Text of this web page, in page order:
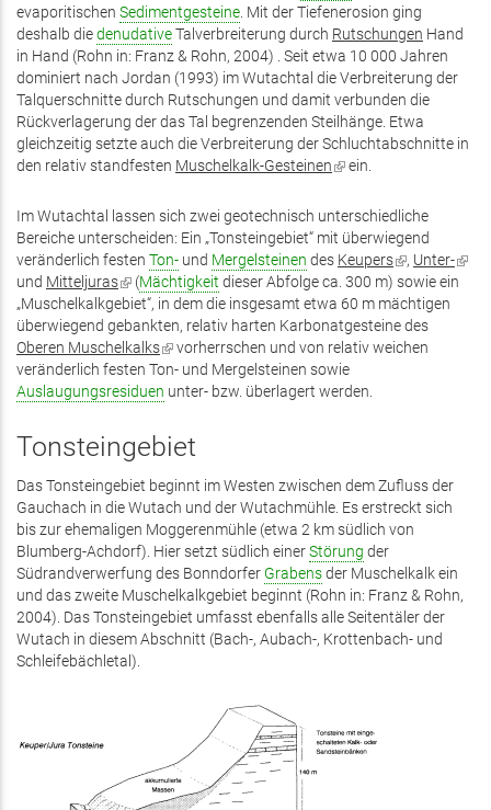
evaporitischen Sedimentgesteine. Mit der Tiefenerosion ging
deshalb diedenudativeTalverbreiterung durch Rutschungen Hand
in Hand (Rohn in: Franz & Rohn, 2004) . Seit etwa 10 000 Jahren
dominiert nach Jordan (1993) im Wutachtal die Verbreiterung der
Talquerschnitte durch Rutschungen und damit verbunden die
Rückverlagerung der das Tal begrenzenden Steilhänge. Etwa
gleichzeitig setzte auch die Verbreiterung der Schluchtabschnitte in
den relativ standfesten Muschelkalk-Gesteinen(Link
extern)
ein.
Im Wutachtal lassen sich zwei geotechnisch unterschiedliche
Bereiche unterscheiden: Ein „Tonsteingebiet“ mit überwiegend
veränderlich festen Ton- und Mergelsteinen des Keupers(Link
ist
extern)
, Unter-(Link
ist
und Mitteljuras(Link
ist
extern)
(Mächtigkeit dieser Abfolge ca. 300 m) sowie ein
„Muschelkalkgebiet“, in dem die insgesamt etwa 60 m mächtigen
überwiegend gebankten, relativ harten Karbonatgesteine des
Oberen Muschelkalks(Link
ist
extern)
vorherrschen und von relativ weichen
veränderlich festen Ton- und Mergelsteinen sowie
Auslaugungsresiduen unter- bzw. überlagert werden.
Tonsteingebiet
Das Tonsteingebiet beginnt im Westen zwischen dem Zufluss der
Gauchach in die Wutach und der Wutachmühle. Es erstreckt sich
bis zur ehemaligen Moggerenmühle (etwa 2 km südlich von
Blumberg-Achdorf). Hier setzt südlich einerStörung der
Südrandverwerfung des Bonndorfer Grabensder Muschelkalk ein
und das zweite Muschelkalkgebiet beginnt (Rohn in: Franz & Rohn,
2004). Das Tonsteingebiet umfasst ebenfalls alle Seitentäler der
Wutach in diesem Abschnitt (Bach-, Aubach-, Krottenbach- und
Schleifebächletal).